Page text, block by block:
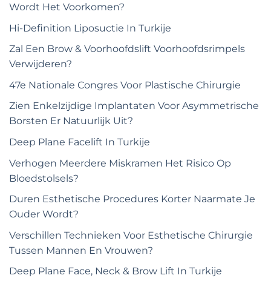
Wordt Het Voorkomen?
Hi-Definition Liposuctie In Turkije
Zal Een Brow & Voorhoofdslift Voorhoofdsrimpels
Verwijderen?
47e Nationale Congres Voor Plastische Chirurgie
Zien Enkelzijdige Implantaten Voor Asymmetrische
Borsten Er Natuurlijk Uit?
Deep Plane Facelift In Turkije
Verhogen Meerdere Miskramen Het Risico Op
Bloedstolsels?
Duren Esthetische Procedures Korter Naarmate Je
Ouder Wordt?
Verschillen Technieken Voor Esthetische Chirurgie
Tussen Mannen En Vrouwen?
Deep Plane Face, Neck & Brow Lift In Turkije